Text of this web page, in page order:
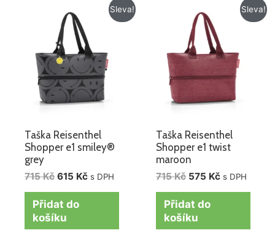
Sleva!
Taška Reisenthel
Shopper e1 smiley®
grey
715Kč
cena
byla:
715 Kč.
615 Kč
Aktuální
cena
615 Kč.
s DPH
Přidat do
košíku
Sleva!
Taška Reisenthel
Shopper e1 twist
maroon
715Kč
cena
byla:
715 Kč.
575 Kč
Aktuální
cena
575 Kč.
s DPH
Přidat do
košíku